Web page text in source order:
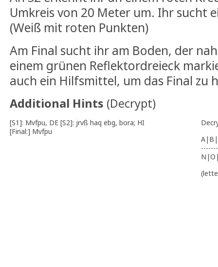
Umkreis von 20 Meter um. Ihr sucht
(Weiß mit roten Punkten)
Am Final sucht ihr am Boden, der
einem grünen Reflektordreieck
auch ein Hilfsmittel, um das Final zu
Additional Hints (Decrypt)
[S1]: Mvfpu, DE [S2]: jrvß haq ebg, bora; HI
[Final:] Mvfpu